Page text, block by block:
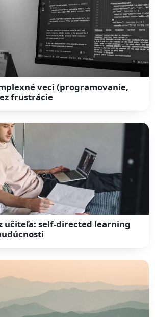
veci (programovanie,
frustrácie
učiteľa: self-directed learning